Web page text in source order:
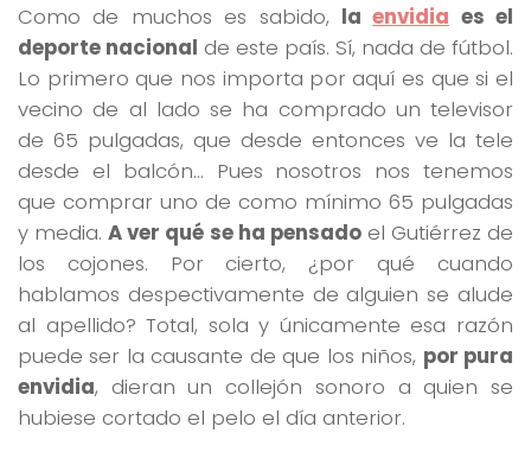
Como de muchos es sabido, laenvidia es el
deporte nacional de este país. Sí, nada de fútbol.
Lo primero que nos importa por aquí es que si el
vecino de al lado se ha comprado un televisor
de 65 pulgadas, que desde entonces ve la tele
desde el balcón… Pues nosotros nos tenemos
que comprar uno de como mínimo 65 pulgadas
y media.A ver qué se ha pensadoel Gutiérrez de
los cojones. Por cierto, ¿por qué cuando
hablamos despectivamente de alguien se alude
al apellido? Total, sola y únicamente esa razón
puede ser la causante de que los niños, por pura
envidia, dieran un collejón sonoro a quien se
hubiese cortado el pelo el día anterior.